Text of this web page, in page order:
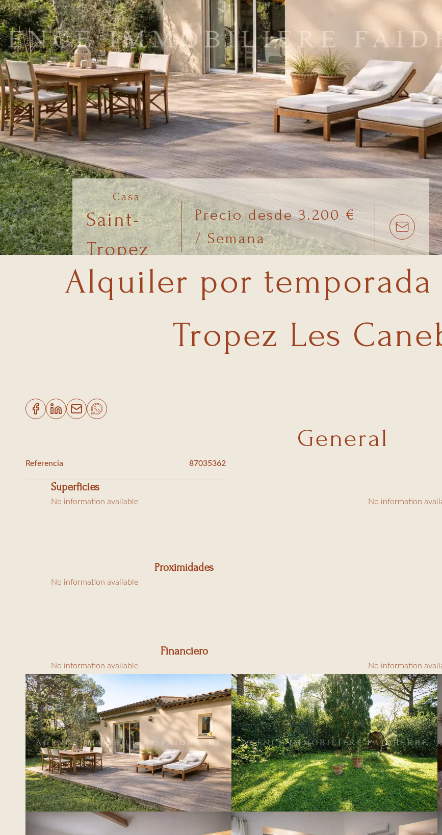
Casa
Saint-
Tropez
Precio desde 3.200 €
/ Semana
Alquiler por temporada
Tropez Les
General
Referencia 87035362
Superficies
No information available No information
Proximidades
No information available
Financiero
No information available No information